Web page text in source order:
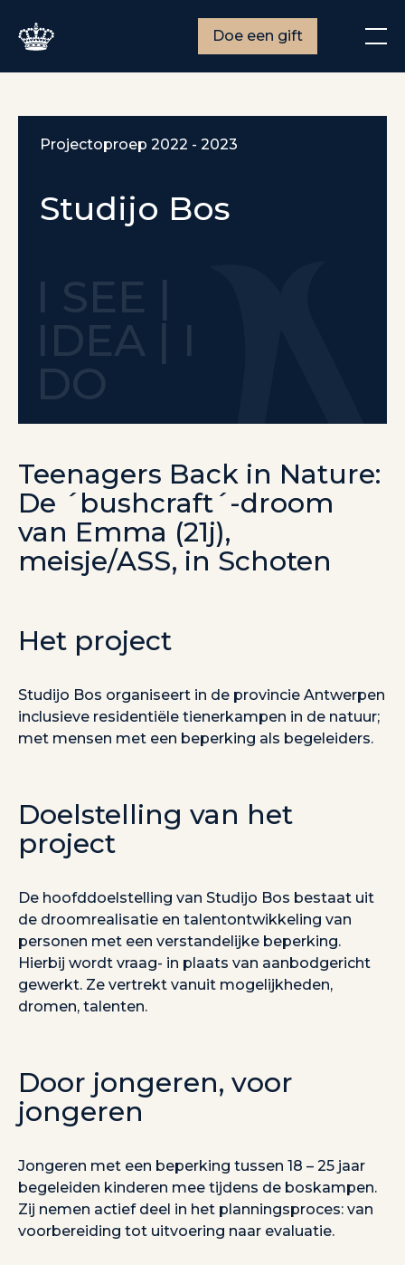
Doe een gift
Projectoproep 2022 - 2023
Studijo Bos
I SEE |
IDEA | I
DO
Teenagers Back in Nature:
De ´bushcraft´-droom
van Emma (21j),
meisje/ASS, in Schoten
Het project
Studijo Bos organiseert in de provincie Antwerpen
inclusieve residentiële tienerkampen in de natuur;
met mensen met een beperking als begeleiders.
Doelstelling van het
project
De hoofddoelstelling van Studijo Bos bestaat uit
de droomrealisatie en talentontwikkeling van
personen met een verstandelijke beperking.
Hierbij wordt vraag- in plaats van aanbodgericht
gewerkt. Ze vertrekt vanuit mogelijkheden,
dromen, talenten.
Door jongeren, voor
jongeren
Jongeren met een beperking tussen 18 – 25 jaar
begeleiden kinderen mee tijdens de boskampen.
Zij nemen actief deel in het planningsproces: van
voorbereiding tot uitvoering naar evaluatie.